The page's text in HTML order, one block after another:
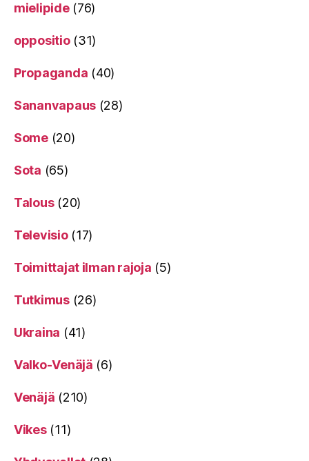
mielipide(76)
oppositio(31)
Propaganda (40)
Sananvapaus (28)
Some(20)
Sota (65)
Talous(20)
Televisio(17)
Toimittajat ilman rajoja (5)
Tutkimus(26)
Ukraina (41)
Valko-Venäjä (6)
Venäjä (210)
Vikes(11)